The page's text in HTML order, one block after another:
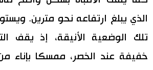
الذي يبلغ ارتفاعه نحو مترين.
تلك الوضعية الأنيقة، إذ يقف
خفيفة عند الخصر، ممسكا بإناء